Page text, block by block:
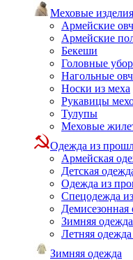
Меховые изделия
Армейские
Армейские
Бекеши
Головные
Нагольные
Носки из меха
Рукавицы
Тулупы
Меховые
Одежда из
Армейская
Детская
Одежда из
Спецодежда
Зимняя
Летняя
Зимняя одежда